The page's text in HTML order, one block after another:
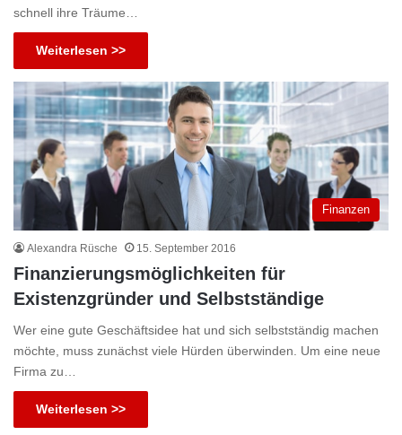
schnell ihre Träume…
Weiterlesen >>
Finanzen
Alexandra Rüsche 15. September 2016
Finanzierungsmöglichkeiten für
Existenzgründer und Selbstständige
Wer eine gute Geschäftsidee hat und sich selbstständig machen
möchte, muss zunächst viele Hürden überwinden. Um eine neue
Firma zu…
Weiterlesen >>